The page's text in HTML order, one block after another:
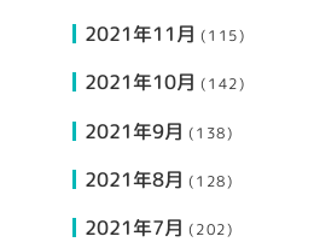
2021年11月 (115)
2021年10月 (142)
2021年9月 (138)
2021年8月 (128)
2021年7月 (202)